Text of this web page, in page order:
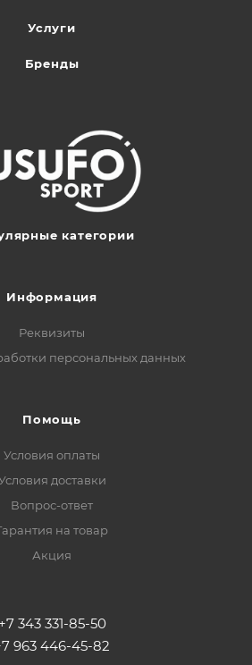
Услуги
Бренды
категории
Информация
Реквизиты
персональных данных
Помощь
Условия оплаты
доставки
Вопрос-ответ
на товар
Акция
+7 343 331-85-50
963 446-45-82